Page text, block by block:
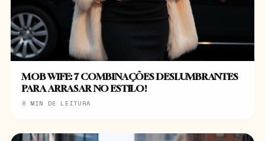
MOB WIFE: 7 COMBINAÇÕES DESLUMBRANTES
PARA ARRASAR NO ESTILO!
8 MIN DE LEITURA